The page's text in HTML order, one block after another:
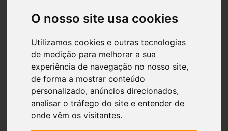
O nosso site usa cookies
Utilizamos cookies e outras tecnologias
de medição para melhorar a sua
experiência de navegação no nosso site,
de forma a mostrar conteúdo
personalizado, anúncios direcionados,
analisar o tráfego do site e entender de
onde vêm os visitantes.
Encontre ideias de presentes individuais para para Girl
base em pedidos de várias listas de desejos online.
Girl Birthday Christmas Wedding Birth
Other